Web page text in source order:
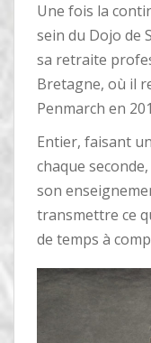
Une fois la
sein du Dojo de
sa retraite
Bretagne, où il
Penmarch en
Entier, faisant
chaque
son
transmettre ce
de temps à